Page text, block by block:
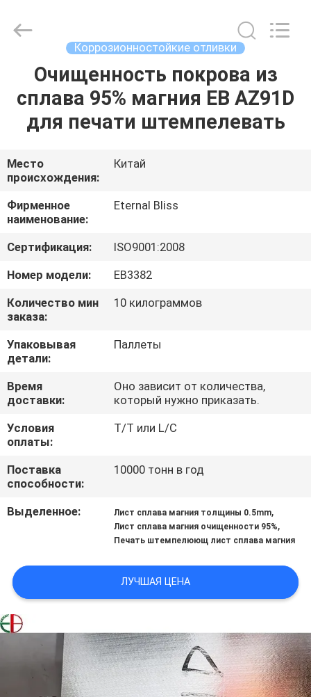
ДОМ
ПРОДУКТЫ
РОЛИКИ
О
НАС
ПУТЕШЕСТВИЕ
ФАБРИКИ
ПРОВЕРКА
КАЧЕСТВА
СВЯЖИТЕСЬ
МЫ
НОВОСТИ
СПРОСИТЕ
КАРТА
САЙТА
ПОЛИТИКА
КОНФИДЕНЦИАЛЬНОСТИ
Forging
Коррозионностойкие отливки
Очищенность покрова из
сплава 95% магния EB AZ91D
для печати штемпелевать
Место
происхождения:
Китай
Фирменное
наименование:
Eternal Bliss
Сертификация:
ISO9001:2008
Номер модели:
EB3382
Количество мин
заказа:
10 килограммов
Упаковывая
детали:
Паллеты
Время
доставки:
Оно зависит от количества,
который нужно приказать.
Условия
оплаты:
T/T или L/C
Поставка
способности:
10000 тонн в год
Выделенное: Лист сплава магния толщины 0.5mm,
Лист сплава магния очищенности 95%,
Печать штемпелюющ лист сплава магния
ЛУЧШАЯ ЦЕНА